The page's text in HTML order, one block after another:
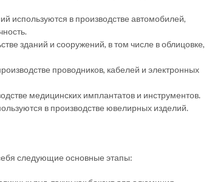
в производстве автомобилей,
зданий и сооружений, в том числе в облицовке,
проводников, кабелей и электронных
медицинских имплантатов и инструментов.
в производстве ювелирных изделий.
следующие основные этапы: